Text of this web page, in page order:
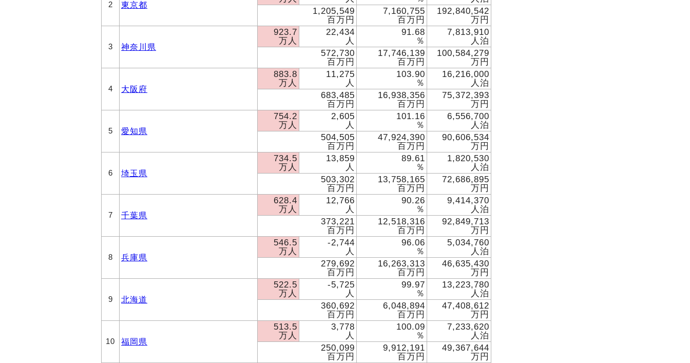
2 東京都
1,205,549
百万円
7,160,755
百万円
192,840,542
万円
3 神奈川県
923.7
万人
22,434
人
91.68
％
7,813,910
人泊
572,730
百万円
17,746,139
百万円
100,584,279
万円
4 大阪府
883.8
万人
11,275
人
103.90
％
16,216,000
人泊
683,485
百万円
16,938,356
百万円
75,372,393
万円
5 愛知県
754.2
万人
2,605
人
101.16
％
6,556,700
人泊
504,505
百万円
47,924,390
百万円
90,606,534
万円
6 埼玉県
734.5
万人
13,859
人
89.61
％
1,820,530
人泊
503,302
百万円
13,758,165
百万円
72,686,895
万円
7 千葉県
628.4
万人
12,766
人
90.26
％
9,414,370
人泊
373,221
百万円
12,518,316
百万円
92,849,713
万円
8 兵庫県
546.5
万人
-2,744
人
96.06
％
5,034,760
人泊
279,692
百万円
16,263,313
百万円
46,635,430
万円
9 北海道
522.5
万人
-5,725
人
99.97
％
13,223,780
人泊
360,692
百万円
6,048,894
百万円
47,408,612
万円
10 福岡県
513.5
万人
3,778
人
100.09
％
7,233,620
人泊
250,099
百万円
9,912,191
百万円
49,367,644
万円